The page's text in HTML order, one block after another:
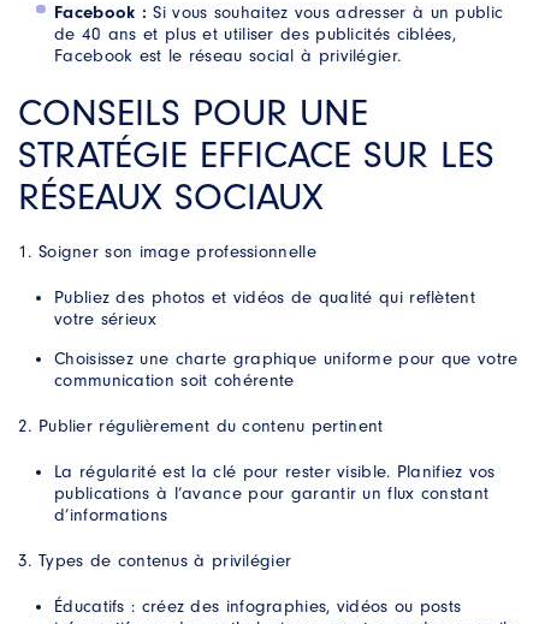
Facebook :Si vous souhaitez vous adresser à un public
de 40 ans et plus et utiliser des publicités ciblées,
Facebook est le réseau social à privilégier.
CONSEILS POUR UNE
STRATÉGIE EFFICACE SUR LES
RÉSEAUX SOCIAUX
Soigner son image professionnelle
Publiez des photos et vidéos de qualité qui reflètent
votre sérieux
Choisissez une charte graphique uniforme pour que votre
communication soit cohérente
Publier régulièrement du contenu pertinent
La régularité est la clé pour rester visible. Planifiez vos
publications à l’avance pour garantir un flux constant
d’informations
Types de contenus à privilégier
Éducatifs : créez des infographies, vidéos ou posts